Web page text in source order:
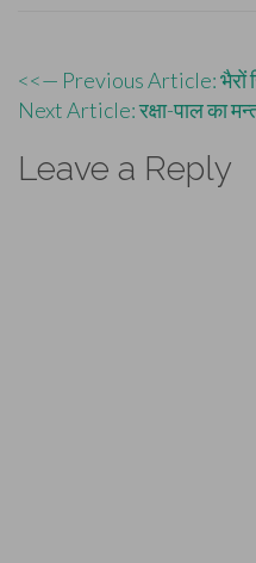
Post
navigation
<<— Previous Article: भैरों
Next Article: रक्षा-पाल का
Leave a Reply